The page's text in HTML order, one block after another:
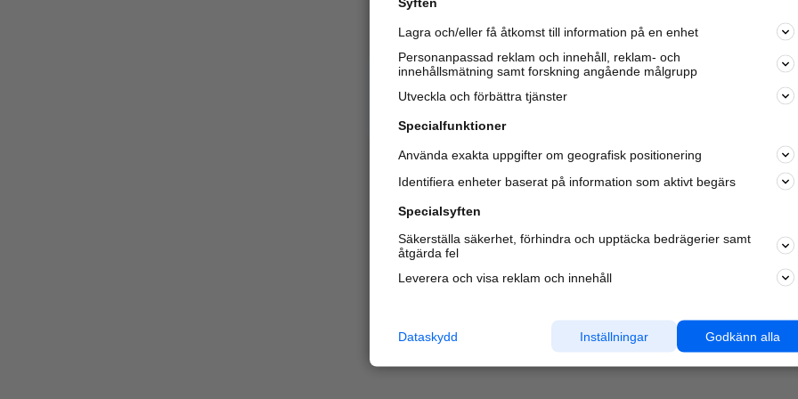
Varje vecka besöker du och 4 miljonerandra härliga
oss för att hitta rätt lokal information om företag,
Lagra och/eller få åtkomst till information på en enhet
Personanpassad reklam och innehåll, reklam- och
innehållsmätning samt forskning angående målgrupp
Utveckla och förbättra tjänster
Specialfunktioner
Använda exakta uppgifter om geografisk positionering
Identifiera enheter baserat på information som aktivt begärs
Specialsyften
Säkerställa säkerhet, förhindra och upptäcka bedrägerier samt
åtgärda fel
Leverera och visa reklam och innehåll
Godkänn alla
Inställningar
Dataskydd